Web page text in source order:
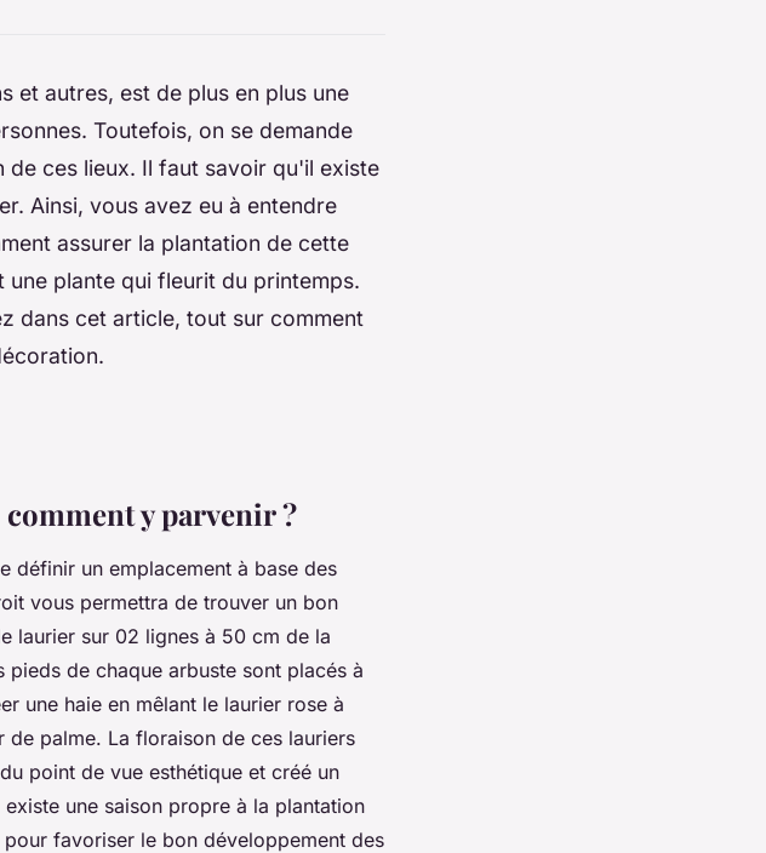
et autres, est de plus en plus une
Toutefois, on se demande
ces lieux. Il faut savoir qu'il existe
Ainsi, vous avez eu à entendre
assurer la plantation de cette
plante qui fleurit du printemps.
dans cet article, tout sur comment
y parvenir ?
définir un emplacement à base des
vous permettra de trouver un bon
laurier sur 02 lignes à 50 cm de la
de chaque arbuste sont placés à
une haie en mêlant le laurier rose à
de palme. La floraison de ces lauriers
point de vue esthétique et créé un
une saison propre à la plantation
favoriser le bon développement des